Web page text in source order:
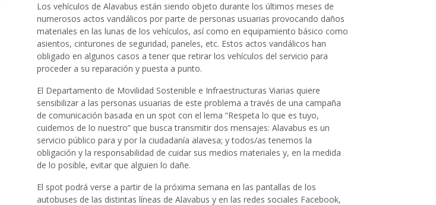
Los vehículos de Alavabus están siendo objeto durante los últimos meses de
numerosos actos vandálicos por parte de personas usuarias provocando daños
materiales en las lunas de los vehículos, así como en equipamiento básico como
asientos, cinturones de seguridad, paneles, etc. Estos actos vandálicos han
obligado en algunos casos a tener que retirar los vehículos del servicio para
proceder a su reparación y puesta a punto.
El Departamento de Movilidad Sostenible e Infraestructuras Viarias quiere
sensibilizar a las personas usuarias de este problema a través de una campaña
de comunicación basada en un spot con el lema “Respeta lo que es tuyo,
cuidemos de lo nuestro” que busca transmitir dos mensajes: Alavabus es un
servicio público para y por la ciudadanía alavesa; y todos/as tenemos la
obligación y la responsabilidad de cuidar sus medios materiales y, en la medida
de lo posible, evitar que alguien lo dañe.
El spot podrá verse a partir de la próxima semana en las pantallas de los
autobuses de las distintas líneas de Alavabus y en las redes sociales Facebook,